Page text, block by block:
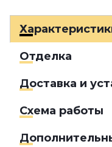
Отделка
Доставка и
Схема работы